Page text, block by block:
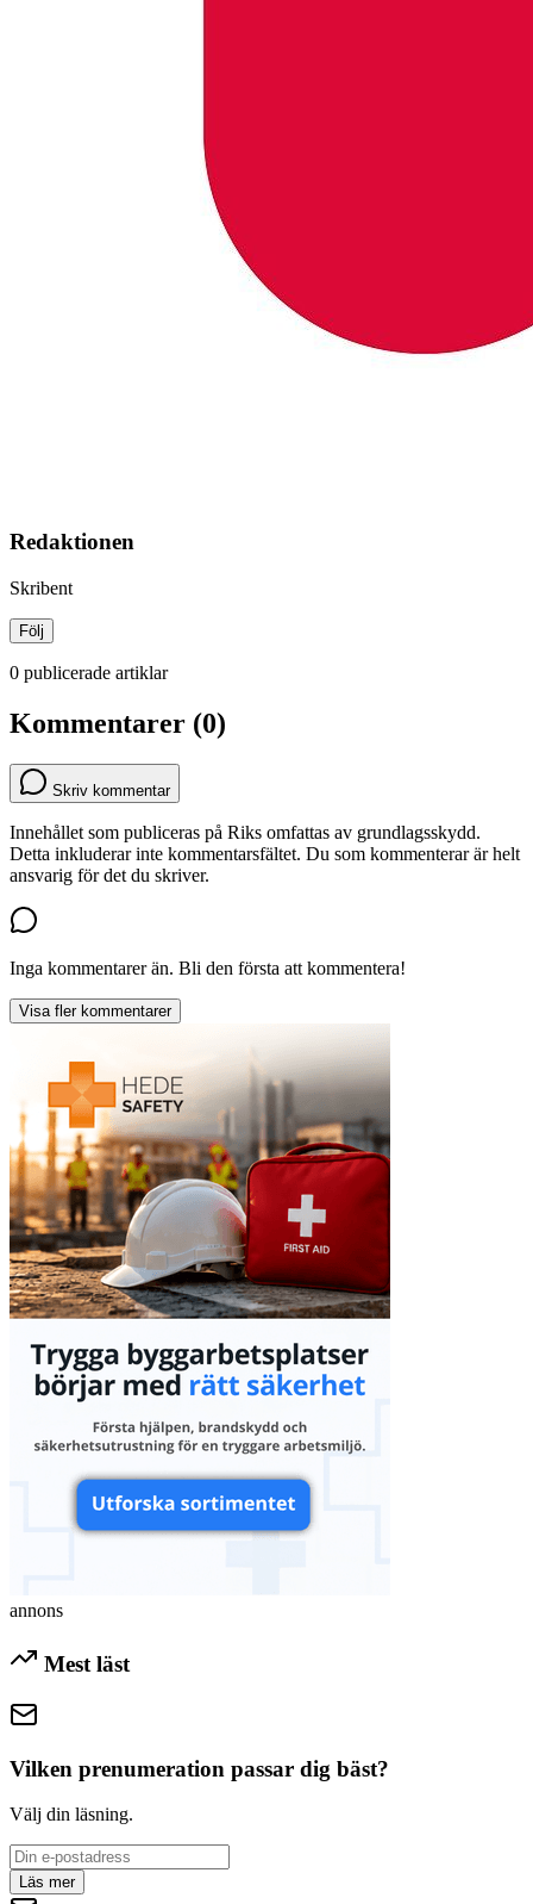
Redaktionen
Skribent
Följ
0 publicerade artiklar
Kommentarer (0)
Skriv kommentar
Innehållet som publiceras på Riks omfattas av grundlagsskydd.
Detta inkluderar inte kommentarsfältet. Du som kommenterar är helt
ansvarig för det du skriver.
Inga kommentarer än. Bli den första att kommentera!
Visa fler kommentarer
annons
Mest läst
Vilken prenumeration passar dig bäst?
Välj din läsning.
Läs mer